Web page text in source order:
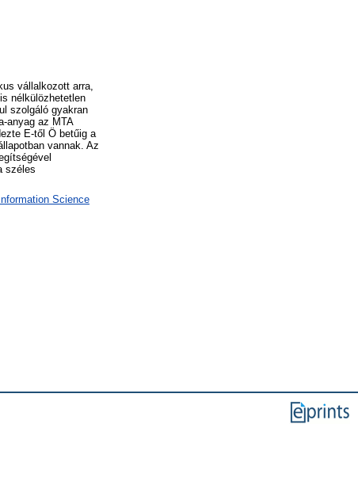
vállalkozott arra,
nélkülözhetetlen
szolgáló gyakran
anyag az MTA
E-től Ö betűig a
vannak. Az
széles
Science